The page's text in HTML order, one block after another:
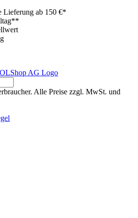
Lieferung ab 150 €*
Alle Preise zzgl. MwSt. und